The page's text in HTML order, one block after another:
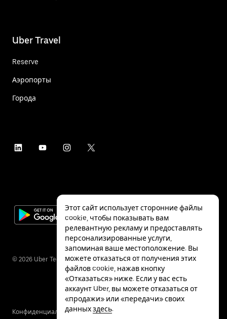
Uber Travel
Reserve
Аэропорты
Города
© 2026 Uber Technologies Inc.
КонфиденциальностьСпециальные
Этот сайт использует сторонние файлы
cookie, чтобы показывать вам
релевантную рекламу и предоставлять
персонализированные услуги,
запоминая ваше местоположение. Вы
можете отказаться от получения этих
файлов cookie, нажав кнопку
«Отказаться» ниже. Если у вас есть
аккаунт Uber, вы можете отказаться от
«продажи» или «передачи» своих
данныхздесь.